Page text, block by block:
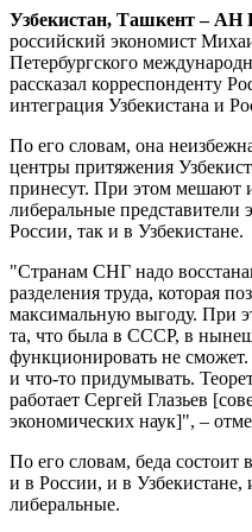
Узбекистан, Ташкент – АН
российский экономист
Петербургского
рассказал корреспонденту
интеграция Узбекистана и
По его словам, она
центры притяжения
принесут. При этом мешают
либеральные представители
России, так и в Узбекистане.
"Странам СНГ надо
разделения труда, которая
максимальную выгоду. При
та, что была в СССР, в
функционировать не
и что-то придумывать.
работает Сергей Глазьев
экономических наук]", –
По его словам, беда состоит
и в России, и в Узбекистане,
либеральные.